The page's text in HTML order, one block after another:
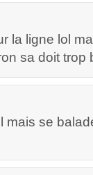
la ligne lol
sa doit trop
mais se